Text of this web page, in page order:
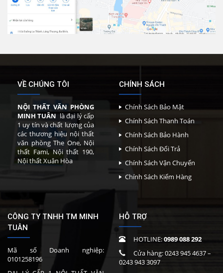
VỀ CHÚNG TÔI
NỘI THẤT VĂN PHÒNG
MINH TUÂN là đại lý cấp
1 uy tín và chất lượng của
các thương hiệu nội thất
văn phòng The One, Nội
thất Fami, Nội thất 190,
Nội thất Xuân Hòa
CHÍNH SÁCH
Chính Sách Bảo Mật
Chính Sách Thanh Toán
Chính Sách Bảo Hành
Chính Sách Đổi Trả
Chính Sách Vận Chuyển
Chính Sách Kiểm Hàng
CÔNG TY TNHH TM MINH
TUÂN
Mã số Doanh nghiệp:
0101258196
HỖ TRỢ
HOTLINE:0989 088 292
Cửa hàng:0243 945 4637–
0243 943 3097